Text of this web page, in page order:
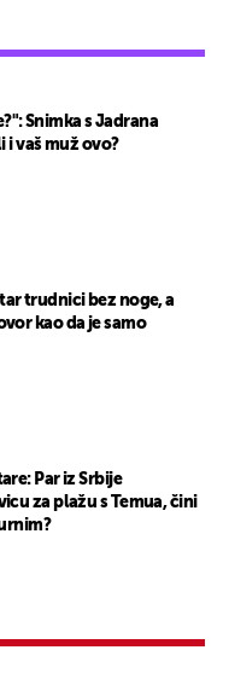
Snimka s Jadrana
i vaš muž ovo?
trudnici bez noge, a
kao da je samo
Par iz Srbije
za plažu s Temua, čini